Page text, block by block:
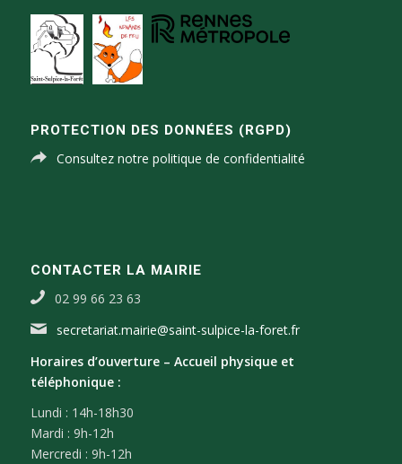
PROTECTION DES DONNÉES (RGPD)
Consultez notre politique de confidentialité
CONTACTER LA MAIRIE
02 99 66 23 63
secretariat.mairie@saint-sulpice-la-foret.fr
Horaires d’ouverture – Accueil physique et
téléphonique :
Lundi : 14h-18h30
Mardi : 9h-12h
Mercredi : 9h-12h